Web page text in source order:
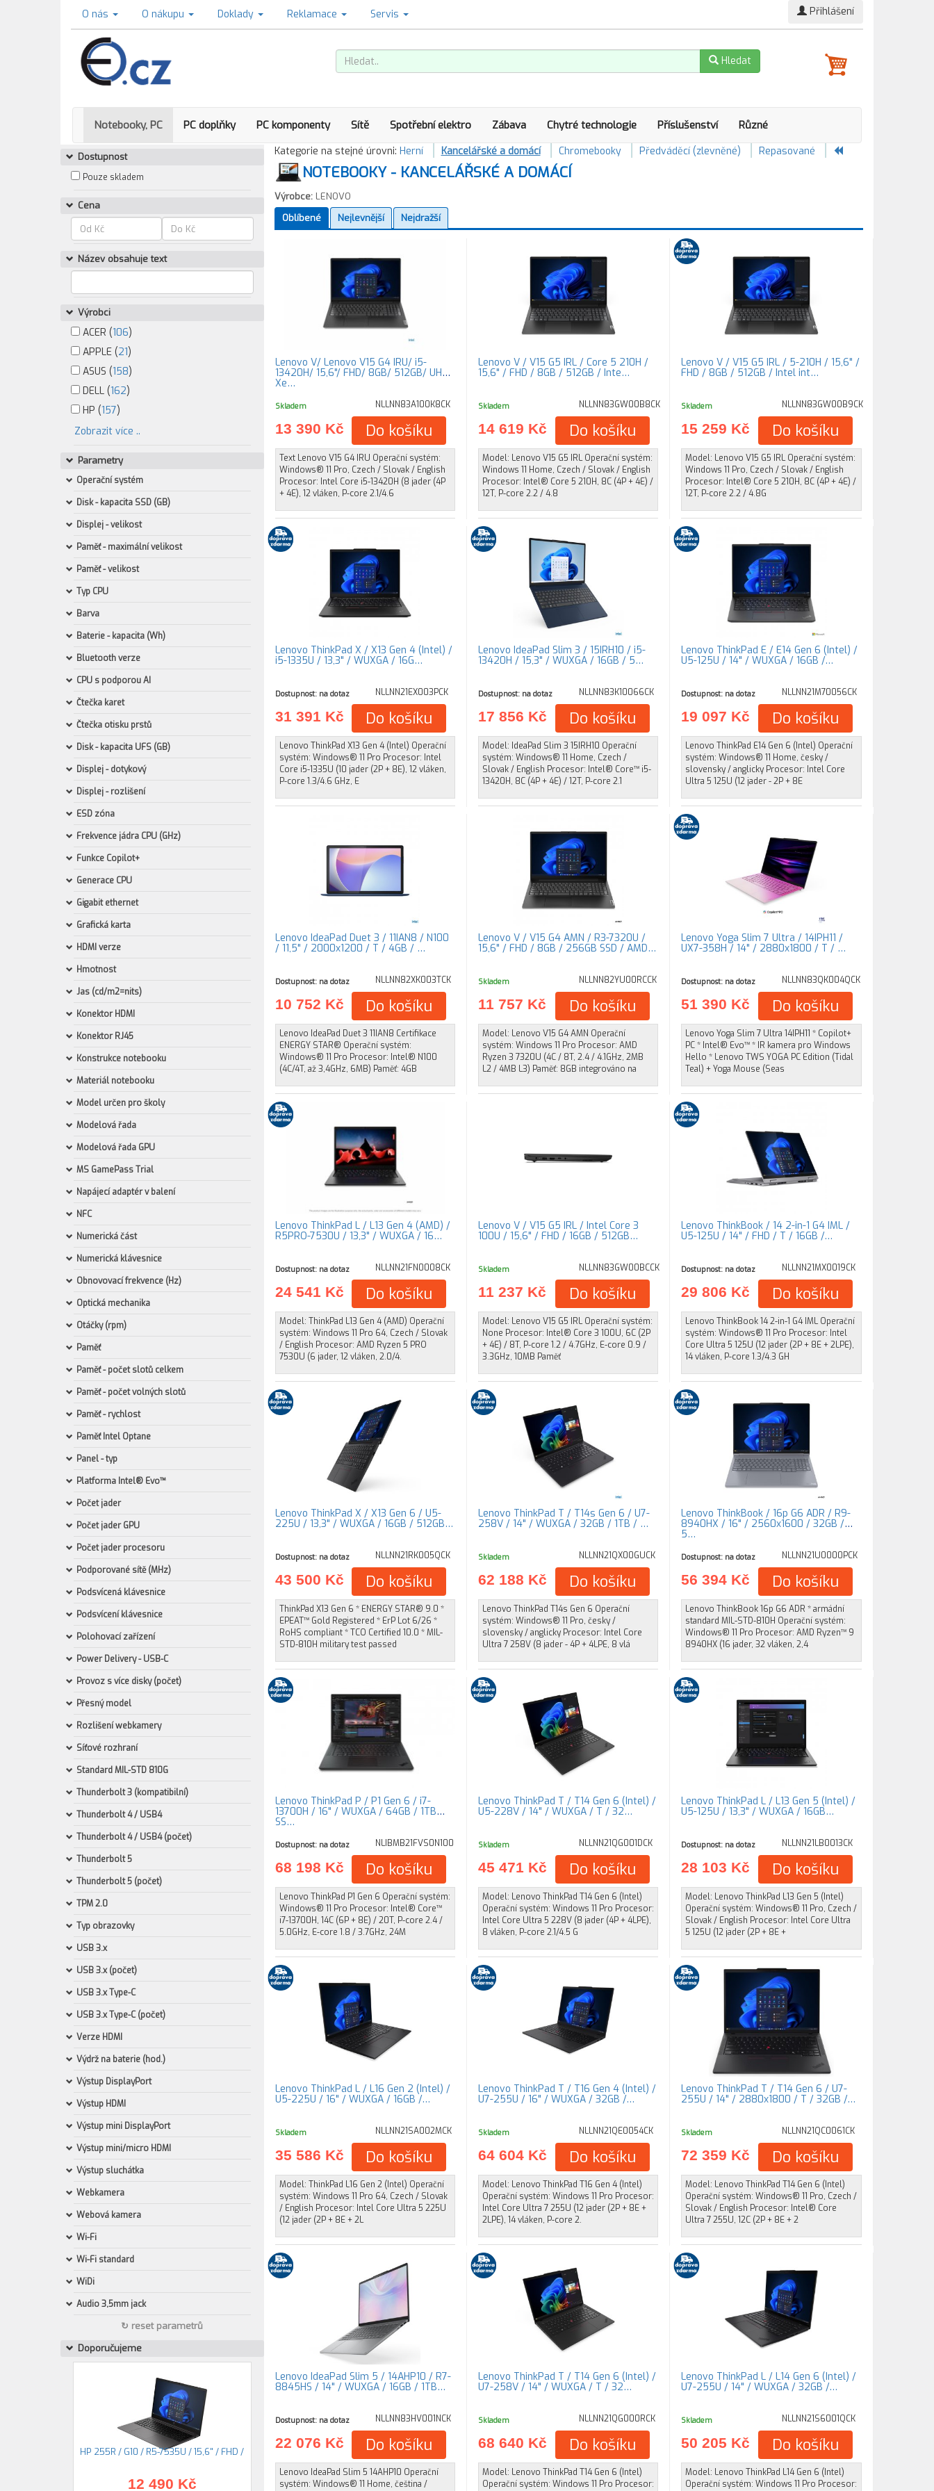
O nás O nákupu Doklady Reklamace Servis Přihlášení
Hledat
Notebooky, PC PC doplňky PC komponenty Sítě Spotřební elektro Zábava Chytré technologie Příslušenství Různé
Dostupnost
Pouze skladem
Cena
Název obsahuje text
Výrobci
ACER (106)
APPLE (21)
ASUS (158)
DELL (162)
HP (157)
Zobrazit více ..
Parametry
Operační systém
Disk - kapacita SSD (GB)
Displej - velikost
Paměť - maximální velikost
Paměť - velikost
Typ CPU
Barva
Baterie - kapacita (Wh)
Bluetooth verze
CPU s podporou AI
Čtečka karet
Čtečka otisku prstů
Disk - kapacita UFS (GB)
Displej - dotykový
Displej - rozlišení
ESD zóna
Frekvence jádra CPU (GHz)
Funkce Copilot+
Generace CPU
Gigabit ethernet
Grafická karta
HDMI verze
Hmotnost
Jas (cd/m2=nits)
Konektor HDMI
Konektor RJ45
Konstrukce notebooku
Materiál notebooku
Model určen pro školy
Modelová řada
Modelová řada GPU
MS GamePass Trial
Napájecí adaptér v balení
NFC
Numerická část
Numerická klávesnice
Obnovovací frekvence (Hz)
Optická mechanika
Otáčky (rpm)
Paměť
Paměť - počet slotů celkem
Paměť - počet volných slotů
Paměť - rychlost
Paměť Intel Optane
Panel - typ
Platforma Intel® Evo™
Počet jader
Počet jader GPU
Počet jader procesoru
Podporované sítě (MHz)
Podsvícená klávesnice
Podsvícení klávesnice
Polohovací zařízení
Power Delivery - USB-C
Provoz s více disky (počet)
Přesný model
Rozlišení webkamery
Síťové rozhraní
Standard MIL-STD 810G
Thunderbolt 3 (kompatibilní)
Thunderbolt 4 / USB4
Thunderbolt 4 / USB4 (počet)
Thunderbolt 5
Thunderbolt 5 (počet)
TPM 2.0
Typ obrazovky
USB 3.x
USB 3.x (počet)
USB 3.x Type-C
USB 3.x Type-C (počet)
Verze HDMI
Výdrž na baterie (hod.)
Výstup DisplayPort
Výstup HDMI
Výstup mini DisplayPort
Výstup mini/micro HDMI
Výstup sluchátka
Webkamera
Webová kamera
Wi-Fi
Wi-Fi standard
WiDi
Audio 3,5mm jack
↻ reset parametrů
Doporučujeme
HP 255R / G10 / R5-7535U / 15,6" / FHD /
12 490 Kč
Kategorie na stejné úrovni: Herní Kancelářské a domácí Chromebooky Předváděcí (zlevněné) Repasované
NOTEBOOKY - KANCELÁŘSKÉ A DOMÁCÍ
Výrobce: LENOVO
Oblíbené
Nejlevnější Nejdražší
Lenovo V/ Lenovo V15 G4 IRU/ i5-
13420H/ 15,6"/ FHD/ 8GB/ 512GB/ UHD
Xe…
Skladem NLLNN83A100K8CK
13 390 Kč Do košíku
Text Lenovo V15 G4 IRU Operační systém:
Windows® 11 Pro, Czech / Slovak / English
Procesor: Intel Core i5-13420H (8 jader (4P
+ 4E), 12 vláken, P-core 2.1/4.6
Lenovo V / V15 G5 IRL / Core 5 210H /
15,6" / FHD / 8GB / 512GB / Inte…
Skladem NLLNN83GW00B8CK
14 619 Kč Do košíku
Model: Lenovo V15 G5 IRL Operační systém:
Windows 11 Home, Czech / Slovak / English
Procesor: Intel® Core 5 210H, 8C (4P + 4E) /
12T, P-core 2.2 / 4.8
Lenovo V / V15 G5 IRL / 5-210H / 15,6" /
FHD / 8GB / 512GB / Intel int…
Skladem NLLNN83GW00B9CK
15 259 Kč Do košíku
Model: Lenovo V15 G5 IRL Operační systém:
Windows 11 Pro, Czech / Slovak / English
Procesor: Intel® Core 5 210H, 8C (4P + 4E) /
12T, P-core 2.2 / 4.8G
Lenovo ThinkPad X / X13 Gen 4 (Intel) /
i5-1335U / 13,3" / WUXGA / 16G…
Dostupnost: na dotaz NLLNN21EX003PCK
31 391 Kč Do košíku
Lenovo ThinkPad X13 Gen 4 (Intel) Operační
systém: Windows® 11 Pro Procesor: Intel
Core i5-1335U (10 jader (2P + 8E), 12 vláken,
P-core 1.3/4.6 GHz, E
Lenovo IdeaPad Slim 3 / 15IRH10 / i5-
13420H / 15,3" / WUXGA / 16GB / 5…
Dostupnost: na dotaz NLLNN83K10066CK
17 856 Kč Do košíku
Model: IdeaPad Slim 3 15IRH10 Operační
systém: Windows® 11 Home, Czech /
Slovak / English Procesor: Intel® Core™ i5-
13420H, 8C (4P + 4E) / 12T, P-core 2.1
Lenovo ThinkPad E / E14 Gen 6 (Intel) /
U5-125U / 14" / WUXGA / 16GB /…
Dostupnost: na dotaz NLLNN21M70056CK
19 097 Kč Do košíku
Lenovo ThinkPad E14 Gen 6 (Intel) Operační
systém: Windows® 11 Home, česky /
slovensky / anglicky Procesor: Intel Core
Ultra 5 125U (12 jader - 2P + 8E
Lenovo IdeaPad Duet 3 / 11IAN8 / N100
/ 11,5" / 2000x1200 / T / 4GB / …
Dostupnost: na dotaz NLLNN82XK003TCK
10 752 Kč Do košíku
Lenovo IdeaPad Duet 3 11IAN8 Certifikace
ENERGY STAR® Operační systém:
Windows® 11 Pro Procesor: Intel® N100
(4C/4T, až 3,4GHz, 6MB) Paměť: 4GB
Lenovo V / V15 G4 AMN / R3-7320U /
15,6" / FHD / 8GB / 256GB SSD / AMD…
Skladem NLLNN82YU00RCCK
11 757 Kč Do košíku
Model: Lenovo V15 G4 AMN Operační
systém: Windows 11 Pro Procesor: AMD
Ryzen 3 7320U (4C / 8T, 2.4 / 4.1GHz, 2MB
L2 / 4MB L3) Paměť: 8GB integrováno na
Lenovo Yoga Slim 7 Ultra / 14IPH11 /
UX7-358H / 14" / 2880x1800 / T / …
Dostupnost: na dotaz NLLNN83QK004QCK
51 390 Kč Do košíku
Lenovo Yoga Slim 7 Ultra 14IPH11 * Copilot+
PC * Intel® Evo™ * IR kamera pro Windows
Hello * Lenovo TWS YOGA PC Edition (Tidal
Teal) + Yoga Mouse (Seas
Lenovo ThinkPad L / L13 Gen 4 (AMD) /
R5PRO-7530U / 13,3" / WUXGA / 16…
Dostupnost: na dotaz NLLNN21FN0008CK
24 541 Kč Do košíku
Model: ThinkPad L13 Gen 4 (AMD) Operační
systém: Windows 11 Pro 64, Czech / Slovak
/ English Procesor: AMD Ryzen 5 PRO
7530U (6 jader, 12 vláken, 2.0/4.
Lenovo V / V15 G5 IRL / Intel Core 3
100U / 15,6" / FHD / 16GB / 512GB…
Skladem NLLNN83GW00BCCK
11 237 Kč Do košíku
Model: Lenovo V15 G5 IRL Operační systém:
None Procesor: Intel® Core 3 100U, 6C (2P
+ 4E) / 8T, P-core 1.2 / 4.7GHz, E-core 0.9 /
3.3GHz, 10MB Paměť
Lenovo ThinkBook / 14 2-in-1 G4 IML /
U5-125U / 14" / FHD / T / 16GB /…
Dostupnost: na dotaz NLLNN21MX0019CK
29 806 Kč Do košíku
Lenovo ThinkBook 14 2-in-1 G4 IML Operační
systém: Windows® 11 Pro Procesor: Intel
Core Ultra 5 125U (12 jader (2P + 8E + 2LPE),
14 vláken, P-core 1.3/4.3 GH
Lenovo ThinkPad X / X13 Gen 6 / U5-
225U / 13,3" / WUXGA / 16GB / 512GB…
Dostupnost: na dotaz NLLNN21RK005QCK
43 500 Kč Do košíku
ThinkPad X13 Gen 6 * ENERGY STAR® 9.0 *
EPEAT™ Gold Registered * ErP Lot 6/26 *
RoHS compliant * TCO Certified 10.0 * MIL-
STD-810H military test passed
Lenovo ThinkPad T / T14s Gen 6 / U7-
258V / 14" / WUXGA / 32GB / 1TB / …
Skladem NLLNN21QX00GUCK
62 188 Kč Do košíku
Lenovo ThinkPad T14s Gen 6 Operační
systém: Windows® 11 Pro, česky /
slovensky / anglicky Procesor: Intel Core
Ultra 7 258V (8 jader - 4P + 4LPE, 8 vlá
Lenovo ThinkBook / 16p G6 ADR / R9-
8940HX / 16" / 2560x1600 / 32GB /
5…
Dostupnost: na dotaz NLLNN21U0000PCK
56 394 Kč Do košíku
Lenovo ThinkBook 16p G6 ADR * armádní
standard MIL-STD-810H Operační systém:
Windows® 11 Pro Procesor: AMD Ryzen™ 9
8940HX (16 jader, 32 vláken, 2,4
Lenovo ThinkPad P / P1 Gen 6 / i7-
13700H / 16" / WUXGA / 64GB / 1TB
SS…
Dostupnost: na dotaz NLIBMB21FVS0N100
68 198 Kč Do košíku
Lenovo ThinkPad P1 Gen 6 Operační systém:
Windows® 11 Pro Procesor: Intel® Core™
i7-13700H, 14C (6P + 8E) / 20T, P-core 2.4 /
5.0GHz, E-core 1.8 / 3.7GHz, 24M
Lenovo ThinkPad T / T14 Gen 6 (Intel) /
U5-228V / 14" / WUXGA / T / 32…
Skladem NLLNN21QG001DCK
45 471 Kč Do košíku
Model: Lenovo ThinkPad T14 Gen 6 (Intel)
Operační systém: Windows 11 Pro Procesor:
Intel Core Ultra 5 228V (8 jader (4P + 4LPE),
8 vláken, P-core 2.1/4.5 G
Lenovo ThinkPad L / L13 Gen 5 (Intel) /
U5-125U / 13,3" / WUXGA / 16GB…
Dostupnost: na dotaz NLLNN21LB0013CK
28 103 Kč Do košíku
Model: Lenovo ThinkPad L13 Gen 5 (Intel)
Operační systém: Windows® 11 Pro, Czech /
Slovak / English Procesor: Intel Core Ultra
5 125U (12 jader (2P + 8E +
Lenovo ThinkPad L / L16 Gen 2 (Intel) /
U5-225U / 16" / WUXGA / 16GB /…
Skladem NLLNN21SA002MCK
35 586 Kč Do košíku
Model: ThinkPad L16 Gen 2 (Intel) Operační
systém: Windows 11 Pro 64, Czech / Slovak
/ English Procesor: Intel Core Ultra 5 225U
(12 jader (2P + 8E + 2L
Lenovo ThinkPad T / T16 Gen 4 (Intel) /
U7-255U / 16" / WUXGA / 32GB /…
Skladem NLLNN21QE0054CK
64 604 Kč Do košíku
Model: Lenovo ThinkPad T16 Gen 4 (Intel)
Operační systém: Windows 11 Pro Procesor:
Intel Core Ultra 7 255U (12 jader (2P + 8E +
2LPE), 14 vláken, P-core 2.
Lenovo ThinkPad T / T14 Gen 6 / U7-
255U / 14" / 2880x1800 / T / 32GB /…
Skladem NLLNN21QC0061CK
72 359 Kč Do košíku
Model: Lenovo ThinkPad T14 Gen 6 (Intel)
Operační systém: Windows® 11 Pro, Czech /
Slovak / English Procesor: Intel® Core
Ultra 7 255U, 12C (2P + 8E + 2
Lenovo IdeaPad Slim 5 / 14AHP10 / R7-
8845HS / 14" / WUXGA / 16GB / 1TB…
Dostupnost: na dotaz NLLNN83HV001NCK
22 076 Kč Do košíku
Lenovo IdeaPad Slim 5 14AHP10 Operační
systém: Windows® 11 Home, čeština /
Lenovo ThinkPad T / T14 Gen 6 (Intel) /
U7-258V / 14" / WUXGA / T / 32…
Skladem NLLNN21QG000RCK
68 640 Kč Do košíku
Model: Lenovo ThinkPad T14 Gen 6 (Intel)
Operační systém: Windows 11 Pro Procesor:
Lenovo ThinkPad L / L14 Gen 6 (Intel) /
U7-255U / 14" / WUXGA / 32GB /…
Skladem NLLNN21S6001QCK
50 205 Kč Do košíku
Model: Lenovo ThinkPad L14 Gen 6 (Intel)
Operační systém: Windows 11 Pro Procesor: